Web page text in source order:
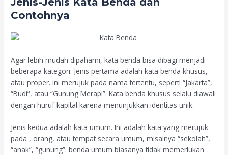
Contohnya
Agar lebih mudah dipahami, kata benda bisa dibagi menjadi
beberapa kategori. Jenis pertama adalah kata benda khusus,
atau proper. ini merujuk pada nama tertentu, seperti “Jakarta”,
“Budi”, atau “Gunung Merapi”. Kata benda khusus selalu diawali
dengan huruf kapital karena menunjukkan identitas unik.
Jenis kedua adalah kata umum. Ini adalah kata yang merujuk
pada , orang, atau tempat secara umum, misalnya “sekolah”,
“anak”, “gunung”. benda umum biasanya tidak memerlukan